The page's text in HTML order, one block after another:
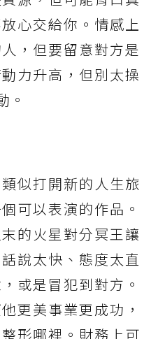
心交給你。情感上
，但要留意對方是
力升高，但別太操
。
似打開新的人生旅
可以表演的作品。
的火星對分冥王讓
說太快、態度太直
或是冒犯到對方。
更美事業更成功，
形哪裡。財務上可